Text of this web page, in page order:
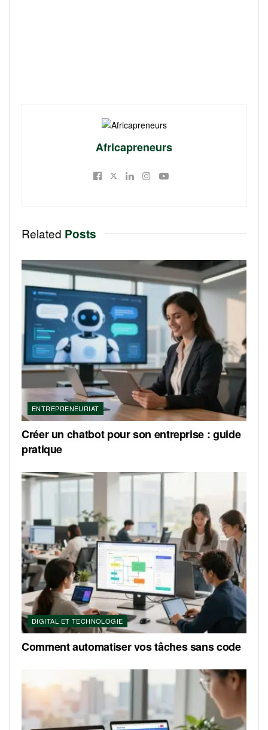
Africapreneurs
Related Posts
ENTREPRENEURIAT
Créer un chatbot pour son entreprise : guide
pratique
DIGITAL ET TECHNOLOGIE
Comment automatiser vos tâches sans code